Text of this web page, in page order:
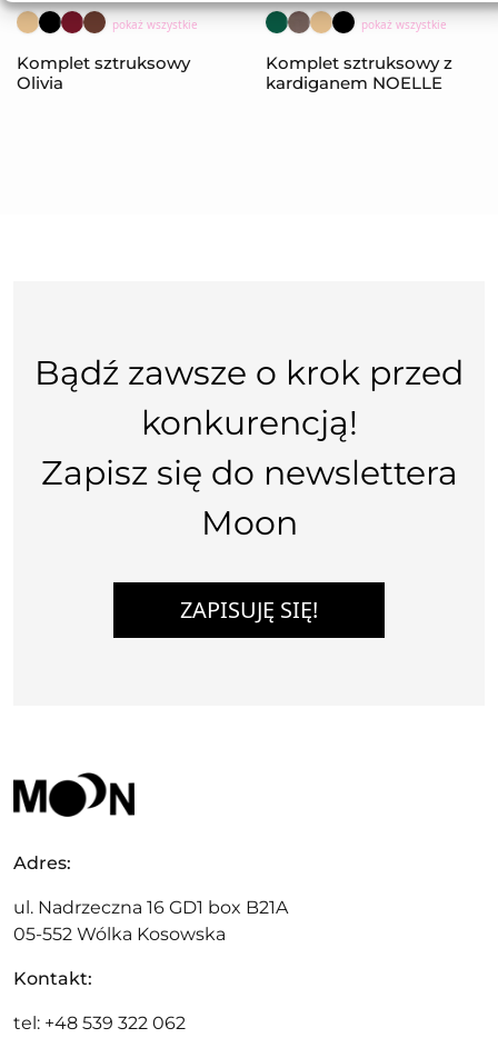
pokaż wszystkie
Komplet sztruksowy
Olivia
pokaż wszystkie
Komplet sztruksowy z
kardiganem NOELLE
Bądź zawsze o krok przed
konkurencją!
Zapisz się do newslettera
Moon
ZAPISUJĘ SIĘ!
Adres:
ul. Nadrzeczna 16 GD1 box B21A
05-552 Wólka Kosowska
Kontakt:
tel: +48 539 322 062